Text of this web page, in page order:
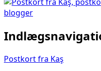
Postkort fra Kaş